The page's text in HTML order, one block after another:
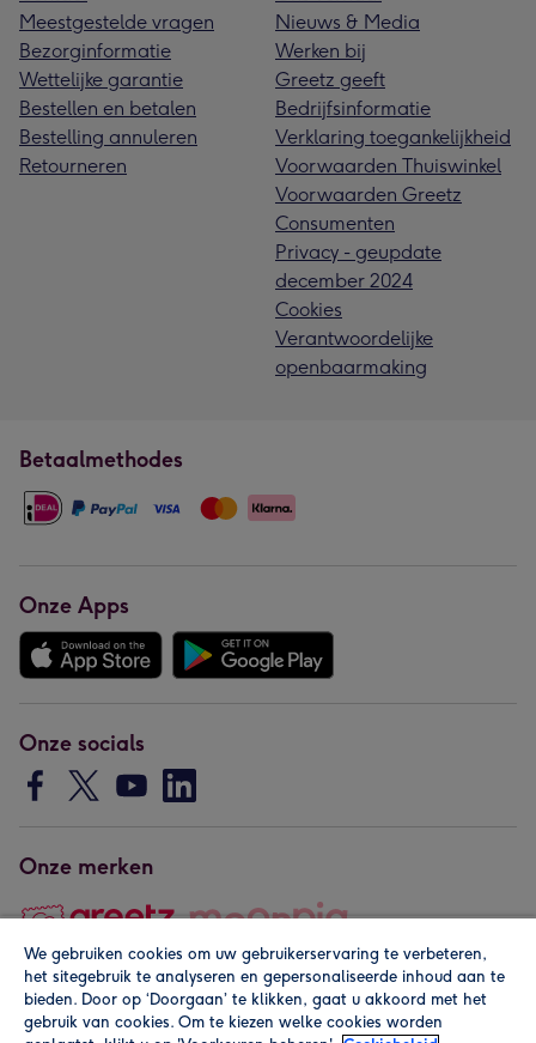
Meestgestelde vragen
Bezorginformatie
Wettelijke garantie
Bestellen en betalen
Bestelling annuleren
Retourneren
Nieuws & Media
Werken bij
Greetz geeft
Bedrijfsinformatie
Verklaring toegankelijkheid
Voorwaarden Thuiswinkel
Voorwaarden Greetz
Consumenten
Privacy - geupdate
december 2024
Cookies
Verantwoordelijke
openbaarmaking
Betaalmethodes
Onze Apps
Onze socials
Onze merken
Copyright © 2026 by Greetz
We gebruiken cookies om uw gebruikerservaring te verbeteren,
het sitegebruik te analyseren en gepersonaliseerde inhoud aan te
bieden. Door op ‘Doorgaan’ te klikken, gaat u akkoord met het
gebruik van cookies. Om te kiezen welke cookies worden